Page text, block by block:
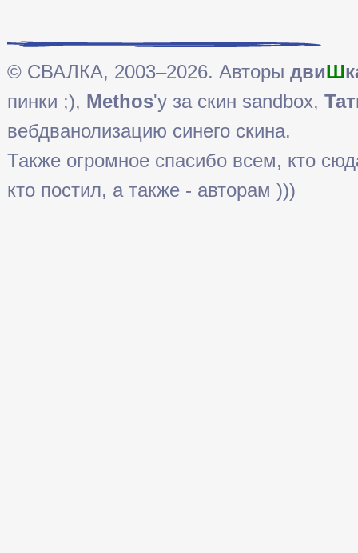
© СВАЛКА, 2003–2026. Авторы двиШ
пинки ;), Methos'у за скин sandbox,
вебдванолизацию синего скина.
Также огромное спасибо всем, кто
кто постил, а также - авторам )))